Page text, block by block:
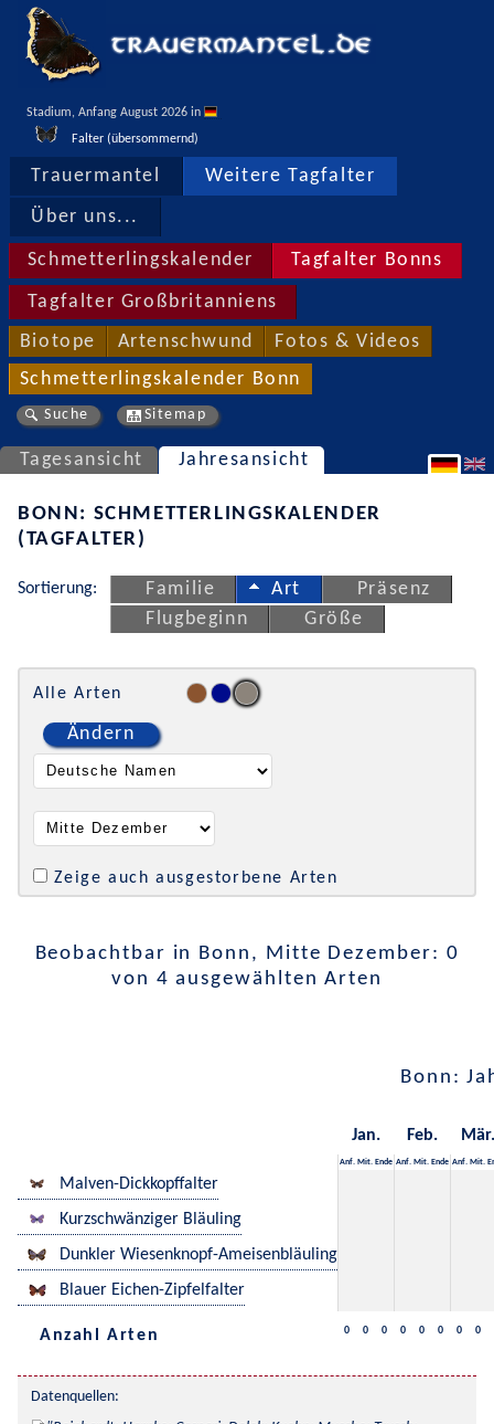
Stadium, Anfang August 2026 in
Falter (übersommernd)
Trauermantel Weitere Tagfalter
Über uns...
Schmetterlingskalender Tagfalter Bonns
Tagfalter Großbritanniens
Biotope Artenschwund Fotos & Videos
Schmetterlingskalender Bonn
Suche Sitemap
Tagesansicht Jahresansicht
BONN: SCHMETTERLINGSKALENDER
(TAGFALTER)
Sortierung: Familie Art
Präsenz
Flugbeginn
Größe
Alle Arten
Ändern
Zeige auch ausgestorbene Arten
Beobachtbar in Bonn, Mitte Dezember: 0
von 4 ausgewählten Arten
Bonn:
Jan. Feb. Mär.
Anf. Mit. Ende Anf. Mit. Ende Anf. Mit.
Malven-Dickkopffalter
Kurzschwänziger Bläuling
Dunkler Wiesenknopf-Ameisenbläuling
Blauer Eichen-Zipfelfalter
Anzahl Arten 0 0 0 0 0 0 0 0
Datenquellen: